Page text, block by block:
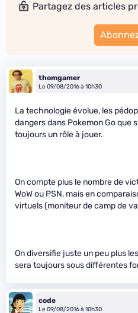
Partagez des articles
thomgamer
Le 09/08/2016 à 10h30
La technologie évolue, les
dangers dans Pokemon Go que
toujours un rôle à jouer.
On compte plus le nombre de
WoW ou PSN, mais en
virtuels (moniteur de camp de
On diversifie juste un peu plus
sera toujours sous différentes
code
Le 09/08/2016 à 10h30